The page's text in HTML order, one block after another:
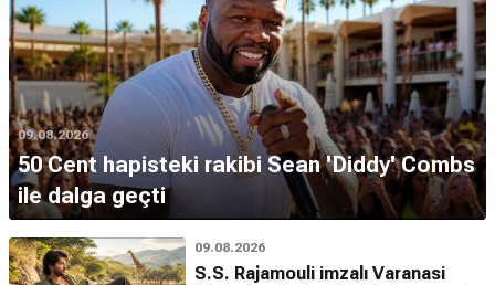
09.08.2026
50 Cent hapisteki rakibi Sean 'Diddy' Combs
ile dalga geçti
09.08.2026
S.S. Rajamouli imzalı Varanasi